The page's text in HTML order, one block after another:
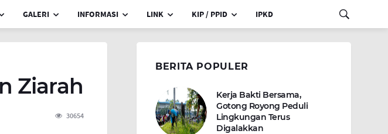
GALERI INFORMASI LINK KIP / PPID IPKD
Ziarah
30654
BERITA POPULER
Kerja Bakti Bersama,
Gotong Royong Peduli
Lingkungan Terus
Digalakkan